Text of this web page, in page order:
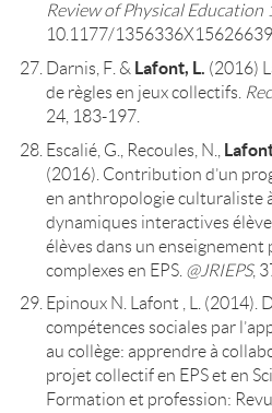
Review of Physical Education
10.1177/1356336X15626639.
Darnis, F. & Lafont, L. (2016)
de règles en jeux collectifs.
24, 183-197.
Escalié, G., Recoules, N.,
(2016). Contribution d’un
en anthropologie culturaliste à
dynamiques interactives
élèves dans un
complexes en EPS. @JRIEPS,
Epinoux N. Lafont , L. (2014).
compétences sociales par
au collège: apprendre à
projet collectif en EPS et en
Formation et profession: